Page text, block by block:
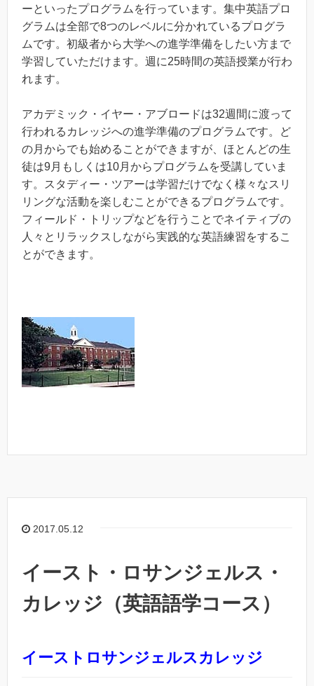
ーといったプログラムを行っています。集中英語プロ
グラムは全部で8つのレベルに分かれているプログラ
ムです。初級者から大学への進学準備をしたい方まで
学習していただけます。週に25時間の英語授業が行わ
れます。
アカデミック・イヤー・アブロードは32週間に渡って
行われるカレッジへの進学準備のプログラムです。ど
の月からでも始めることができますが、ほとんどの生
徒は9月もしくは10月からプログラムを受講していま
す。スタディー・ツアーは学習だけでなく様々なスリ
リングな活動を楽しむことができるプログラムです。
フィールド・トリップなどを行うことでネイティブの
人々とリラックスしながら実践的な英語練習をするこ
とができます。
2017.05.12
イースト・ロサンジェルス・
カレッジ（英語語学コース）
イーストロサンジェルスカレッジ